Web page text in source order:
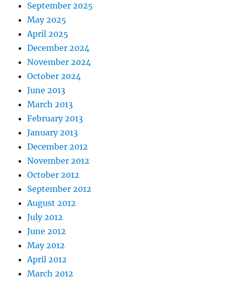
September 2025
May 2025
April 2025
December 2024
November 2024
October 2024
June 2013
March 2013
February 2013
January 2013
December 2012
November 2012
October 2012
September 2012
August 2012
July 2012
June 2012
May 2012
April 2012
March 2012